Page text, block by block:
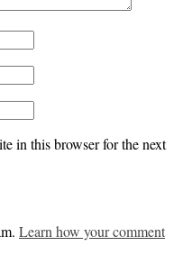
in this browser for the next
Learn how your comment